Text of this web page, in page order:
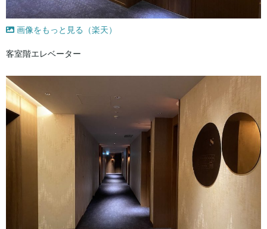
画像をもっと見る（楽天）
客室階エレベーター